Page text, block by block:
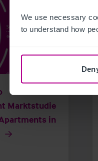
We use necessary
to understand how
Marktstudie
in